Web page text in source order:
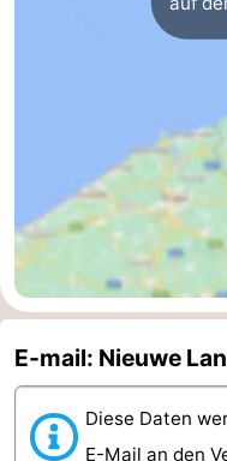
E-mail: Nieuwe
Diese Daten
E-Mail an den